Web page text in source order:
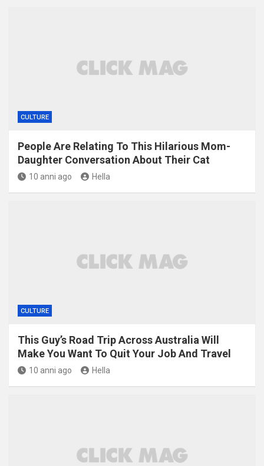
CULTURE
People Are Relating To This Hilarious Mom-
Daughter Conversation About Their Cat
10 anni ago Hella
CULTURE
This Guy’s Road Trip Across Australia Will
Make You Want To Quit Your Job And Travel
10 anni ago Hella